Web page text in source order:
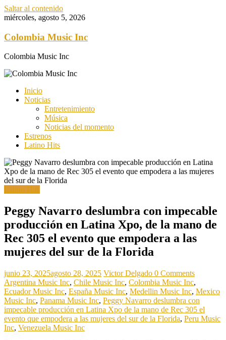
Saltar al contenido
miércoles, agosto 5, 2026
Colombia Music Inc
Colombia Music Inc
Inicio
Noticias
Entretenimiento
Música
Noticias del momento
Estrenos
Latino Hits
Latino Hits
Peggy Navarro deslumbra con impecable
producción en Latina Xpo, de la mano de
Rec 305 el evento que empodera a las
mujeres del sur de la Florida
junio 23, 2025agosto 28, 2025 Victor Delgado 0 Comments
Argentina Music Inc, Chile Music Inc, Colombia Music Inc,
Ecuador Music Inc, España Music Inc, Medellin Music Inc, Mexico
Music Inc, Panama Music Inc, Peggy Navarro deslumbra con
impecable producción en Latina Xpo de la mano de Rec 305 el
evento que empodera a las mujeres del sur de la Florida, Peru Music
Inc, Venezuela Music Inc